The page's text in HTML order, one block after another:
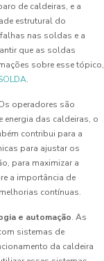
de caldeiras, e a
estrutural do
nas soldas e a
que as soldas
sobre esse tópico,
.
operadores são
energia das caldeiras, o
contribui para a
para ajustar os
para maximizar a
a importância de
contínuas.
e automação. As
sistemas de
da caldeira